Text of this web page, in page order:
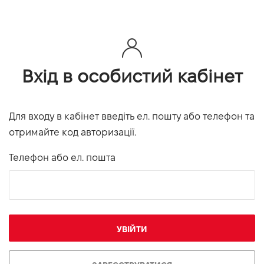
Вхід в особистий кабінет
Для входу в кабінет введіть ел. пошту або телефон та
отримайте код авторизації.
Телефон або ел. пошта
УВІЙТИ